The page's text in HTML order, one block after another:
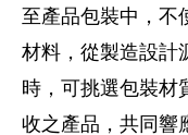
至產品包裝中，不
材料，從製造設計
時，可挑選包裝材
收之產品，共同響